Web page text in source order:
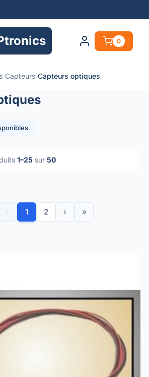
0
›Capteurs›Capteurs optiques
1–25 sur 50
1 2 › »